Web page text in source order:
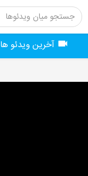
آخرین ویدئو ها